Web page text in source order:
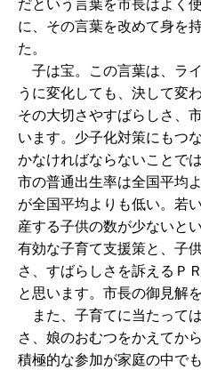
だという言葉を市長はよく
に、その言葉を改めて身を
た。
子は宝。この言葉は、ラ
うに変化しても、決して変
その大切さやすばらしさ、
います。少子化対策にもつ
かなければならないことで
市の普通出生率は全国平均
が全国平均よりも低い。若
産する子供の数が少ないと
有効な子育て支援策と、子
さ、すばらしさを訴えるＰ
と思います。市長の御見解
また、子育てに当たって
さ、娘のおむつをかえてか
積極的な参加が家庭の中で